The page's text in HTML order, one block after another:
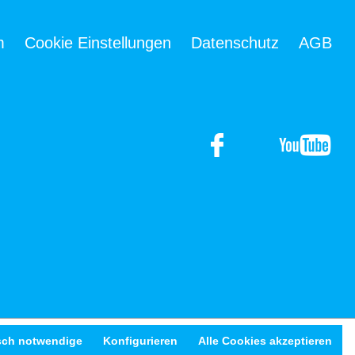
Cookie Einstellungen Datenschutz AGB
notwendige Konfigurieren Alle Cookies akzeptieren